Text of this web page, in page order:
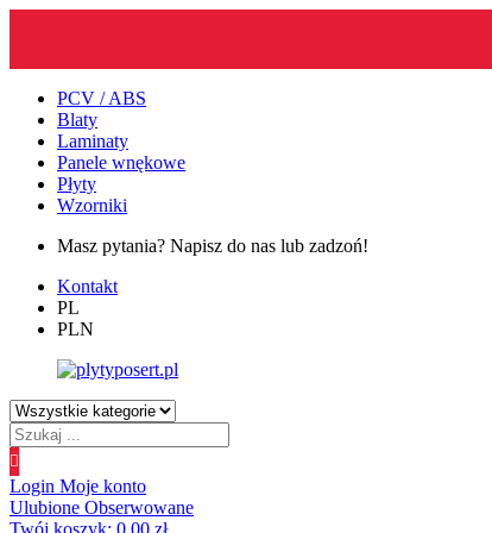
PCV / ABS
Blaty
Laminaty
Panele wnękowe
Płyty
Wzorniki
Masz pytania? Napisz do nas lub zadzoń!
Kontakt
PL
PLN
Wyszukiwanie
produktów
Login Moje konto
Ulubione Obserwowane
Twój koszyk: 0.00 zł